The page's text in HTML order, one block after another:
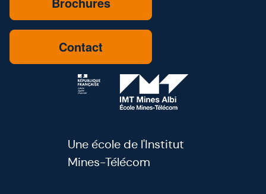
Contact
Une école de l'Institut
Mines-Télécom